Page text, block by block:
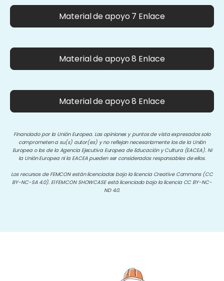
Material de apoyo 7 Enlace
Material de apoyo 8 Enlace
Material de apoyo 8 Enlace
Financiado por la Unión Europea. Las opiniones y puntos de vista expresados solo
comprometen a su(s) autor(es) y no reflejan necesariamente los de la Unión
Europea o los de la Agencia Ejecutiva Europea de Educación y Cultura (EACEA). Ni
la Unión Europea ni la EACEA pueden ser considerados responsables de ellos.
Los recursos de FEMCON están licenciados bajo la licencia Creative Commons (CC
BY-NC-SA 4.0). El FEMCON SHOWCASE está licenciado bajo la licencia CC BY-NC-
ND 4.0.